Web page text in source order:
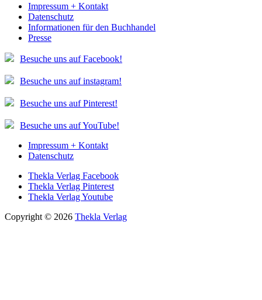
Impressum + Kontakt
Datenschutz
Informationen für den Buchhandel
Presse
Besuche uns auf Facebook!
Besuche uns auf instagram!
Besuche uns auf Pinterest!
Besuche uns auf YouTube!
Impressum + Kontakt
Datenschutz
Thekla Verlag Facebook
Thekla Verlag Pinterest
Thekla Verlag Youtube
Copyright © 2026 Thekla Verlag